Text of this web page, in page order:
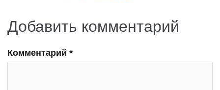
Добавить комментарий
Комментарий *